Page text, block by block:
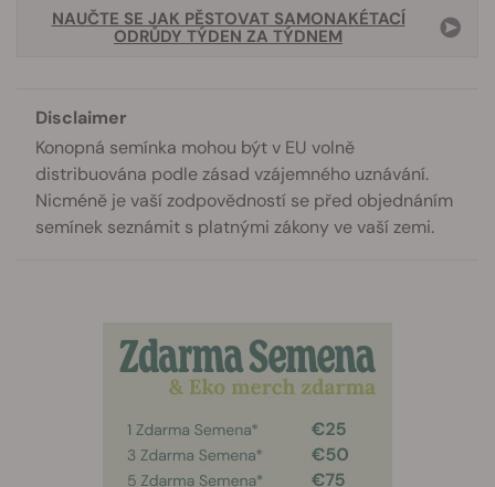
NAUČTE SE JAK PĚSTOVAT SAMONAKÉTACÍ
ODRŮDY TÝDEN ZA TÝDNEM
Disclaimer
Konopná semínka mohou být v EU volně
distribuována podle zásad vzájemného uznávání.
Nicméně je vaší zodpovědností se před objednáním
semínek seznámit s platnými zákony ve vaší zemi.